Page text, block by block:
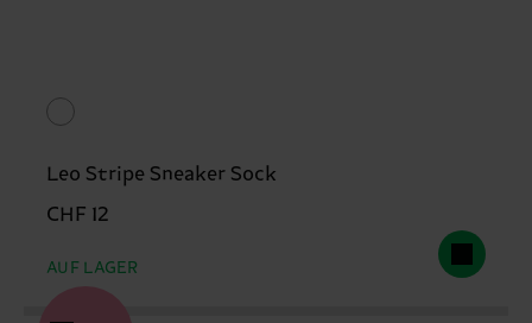
Leo Stripe Sneaker Sock
CHF 12
AUF LAGER